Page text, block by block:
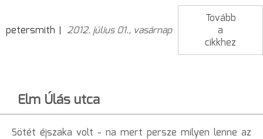
petersmith 2012. július 01., vasárnap
Tovább
a
cikkhez
Elm Úlás utca
Sötét éjszaka volt - na mert persze milyen lenne az